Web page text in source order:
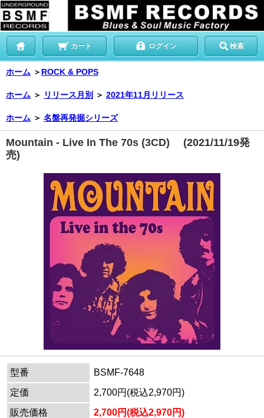
カート ログイン 検索
ホーム ＞ ROCK & POPS
ホーム ＞ リリース月別 ＞ 2021年11月リリース
ホーム ＞ 名盤再発掘シリーズ
Mountain - Live In The 70s (3CD) (2021/11/19発
売)
型番
BSMF-7648
定価
2,700円(税込2,970円)
販売価格
2,700円(税込2,970円)